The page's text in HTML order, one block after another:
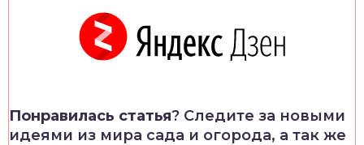
Понравилась статья? Следите за новыми
идеями из мира сада и огорода, а так же